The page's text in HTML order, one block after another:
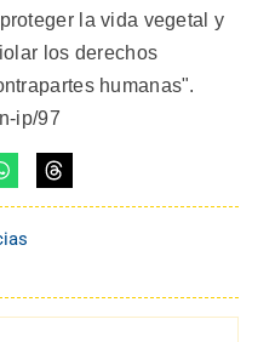
la vida vegetal y
los derechos
humanas".
ip/97